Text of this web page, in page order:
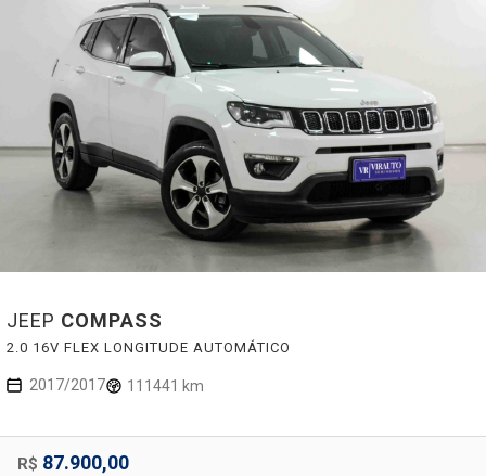
JEEP COMPASS
2.0 16V FLEX LONGITUDE AUTOMÁTICO
2017/2017 111441 km
R$ 87.900,00